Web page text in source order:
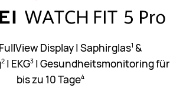
Display | Saphirglas1 &
2 | EKG3 | Gesundheitsmonitoring für
bis zu 10 Tage4